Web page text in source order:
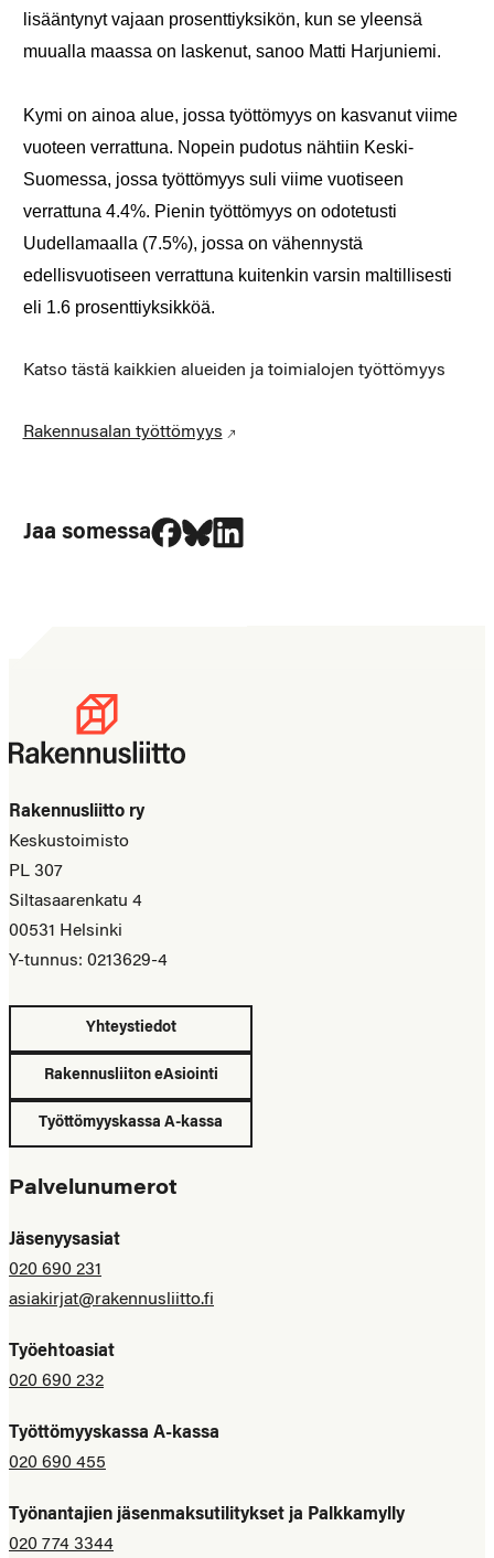
lisääntynyt vajaan prosenttiyksikön, kun se yleensä
muualla maassa on laskenut, sanoo Matti Harjuniemi.
Kymi on ainoa alue, jossa työttömyys on kasvanut viime
vuoteen verrattuna. Nopein pudotus nähtiin Keski-
Suomessa, jossa työttömyys suli viime vuotiseen
verrattuna 4.4%. Pienin työttömyys on odotetusti
Uudellamaalla (7.5%), jossa on vähennystä
edellisvuotiseen verrattuna kuitenkin varsin maltillisesti
eli 1.6 prosenttiyksikköä.
Katso tästä kaikkien alueiden ja toimialojen työttömyys
Rakennusalan työttömyys
Jaa somessa
Jaa Facebookissa
Jaa Blueskyssa
Jaa LinkedIn:ssä
Rakennusliitto ry
Keskustoimisto
PL 307
Siltasaarenkatu 4
00531 Helsinki
Y-tunnus: 0213629-4
Yhteystiedot
Rakennusliiton eAsiointi
Työttömyyskassa A-kassa
Palvelunumerot
Jäsenyysasiat
020 690 231
asiakirjat@rakennusliitto.fi
Työehtoasiat
020 690 232
Työttömyyskassa A-kassa
020 690 455
Työnantajien jäsenmaksutilitykset ja Palkkamylly
020 774 3344